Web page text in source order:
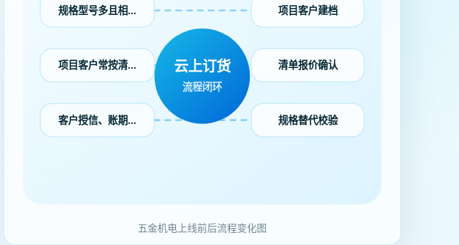
规格型号多且相…
项目客户常按清…
客户授信、账期…
云上订货
流程闭环
项目客户建档
清单报价确认
规格替代校验
五金机电上线前后流程变化图